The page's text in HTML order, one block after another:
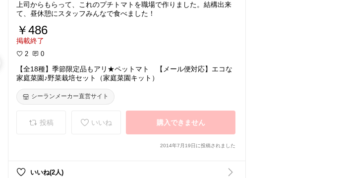
上司からもらって、これのプチトマトを職場で作りました。結構出来
￥486
掲載終了
2 0
【全18種】季節限定品もアリ★ペットマト 【メール便対応】エコな
家庭菜園♪野菜栽培セット（家庭菜園キット）
シーランメーカー直営サイト
投稿 いいね 購入できません
2014年7月19日に投稿されました
いいね(2人)